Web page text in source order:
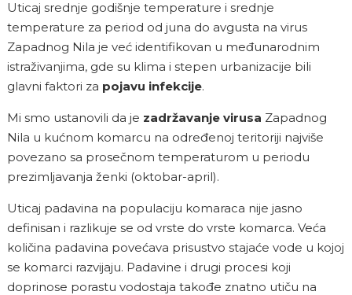
Uticaj srednje godišnje temperature i srednje
temperature za period od juna do avgusta na virus
Zapadnog Nila je već identifikovan u međunarodnim
istraživanjima, gde su klima i stepen urbanizacije bili
glavni faktori za pojavu infekcije.
Mi smo ustanovili da je zadržavanje virusa Zapadnog
Nila u kućnom komarcu na određenoj teritoriji najviše
povezano sa prosečnom temperaturom u periodu
prezimljavanja ženki (oktobar-april).
Uticaj padavina na populaciju komaraca nije jasno
definisan i razlikuje se od vrste do vrste komarca. Veća
količina padavina povećava prisustvo stajaće vode u kojoj
se komarci razvijaju. Padavine i drugi procesi koji
doprinose porastu vodostaja takođe znatno utiču na